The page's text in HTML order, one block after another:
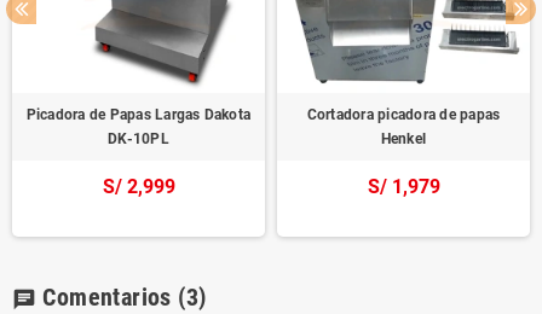
Picadora de Papas Largas Dakota
DK-10PL
S/ 2,999
Cortadora picadora de papas
Henkel
S/ 1,979
chat Comentarios (3)